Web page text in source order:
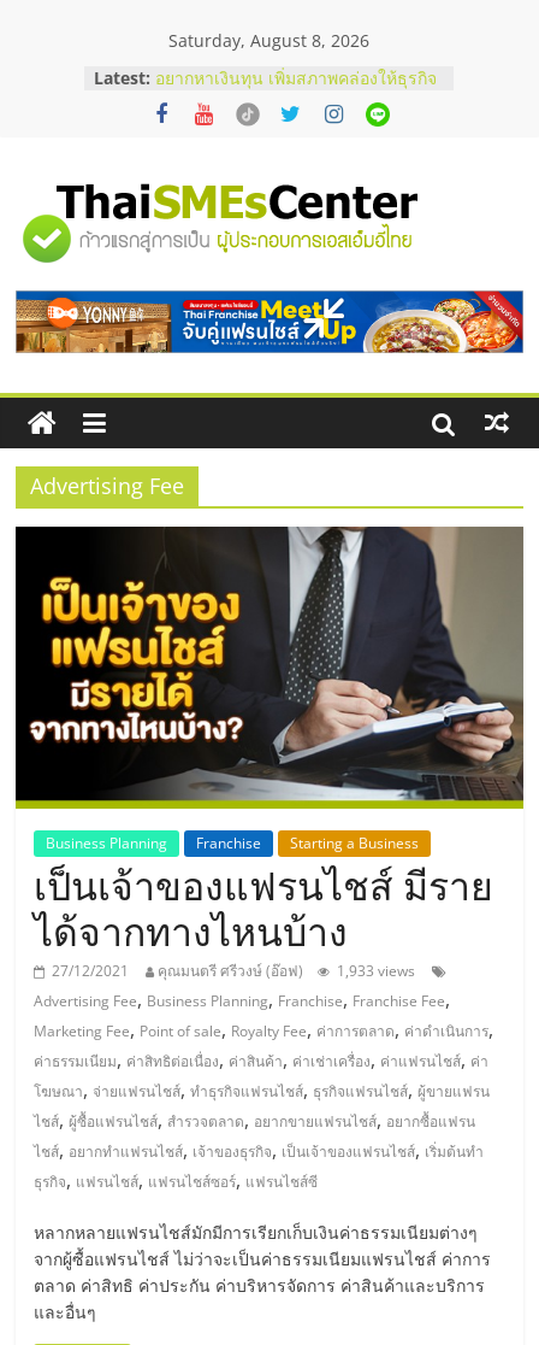
Saturday, August 8, 2026
Latest: อยากหาเงินทุน เพิ่มสภาพคล่องให้ธุรกิจ
เริ่มยังไงให้ผ่านฉลุย
สัมมนาออนไลน์ โอกาสบริหารสถานี
ThaiFranchise Meet Up จับคู่แฟรน
ไชส์ ครั้งที่ 8
ร้านเครื่องเสียงคุณภาพสูง พร้อม
บริษัท Cybersecurity ในไทยที่ไหนดี?
วิธีเลือกผู้ให้บริการให้คุ้มค่าและตอบ
โจทย์ธุรกิจ
"ศูนย์
รวม
ข้อมูล
ธุรกิจ
SME
แห่ง
ประเทศไทย,
ThaiSMEsCenter,
ธุรกิจ
เอ
ส
เอ็
มอี
ไทย,
SMEs,
แฟ
Advertising Fee
Business Planning Franchise Starting a Business
เป็นเจ้าของแฟรนไชส์ มีราย
ได้จากทางไหนบ้าง
27/12/2021 คุณมนตรี ศรีวงษ์ (อ๊อฟ)
1,933 views
Advertising Fee, Business Planning, Franchise, Franchise Fee,
Marketing Fee, Point of sale, Royalty Fee, ค่าการตลาด, ค่าดำเนินการ,
ค่าธรรมเนียม, ค่าสิทธิต่อเนื่อง, ค่าสินค้า, ค่าเช่าเครื่อง, ค่าแฟรนไชส์, ค่า
โฆษณา, จ่ายแฟรนไชส์,ทำธุรกิจแฟรนไชส์, ธุรกิจแฟรนไชส์,ผู้ขายแฟรน
ไชส์,ผู้ซื้อแฟรนไชส์, สำรวจตลาด, อยากขายแฟรนไชส์, อยากซื้อแฟรน
ไชส์, อยากทำแฟรนไชส์, เจ้าของธุรกิจ, เป็นเจ้าของแฟรนไชส์, เริ่มต้นทำ
ธุรกิจ, แฟรนไชส์, แฟรนไชส์ซอร์, แฟรนไชส์ซี
หลากหลายแฟรนไชส์มักมีการเรียกเก็บเงินค่าธรรมเนียมต่างๆ
จากผู้ซื้อแฟรนไชส์ ไม่ว่าจะเป็นค่าธรรมเนียมแฟรนไชส์ ค่าการ
ตลาด ค่าสิทธิ ค่าประกัน ค่าบริหารจัดการ ค่าสินค้าและบริการ
และอื่นๆ